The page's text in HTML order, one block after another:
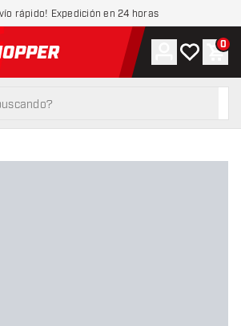
rápido! Expedición en 24 horas
a la página de inicio
Cuenta
Mi lista de
0